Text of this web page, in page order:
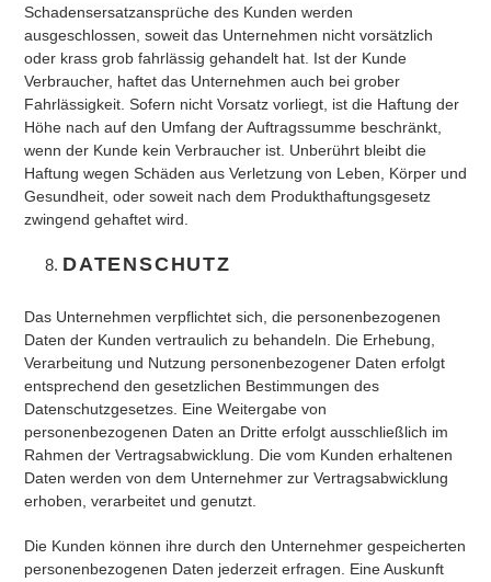
Schadensersatzansprüche des Kunden werden
ausgeschlossen, soweit das Unternehmen nicht vorsätzlich
oder krass grob fahrlässig gehandelt hat. Ist der Kunde
Verbraucher, haftet das Unternehmen auch bei grober
Fahrlässigkeit. Sofern nicht Vorsatz vorliegt, ist die Haftung der
Höhe nach auf den Umfang der Auftragssumme beschränkt,
wenn der Kunde kein Verbraucher ist. Unberührt bleibt die
Haftung wegen Schäden aus Verletzung von Leben, Körper und
Gesundheit, oder soweit nach dem Produkthaftungsgesetz
zwingend gehaftet wird.
DATENSCHUTZ
Das Unternehmen verpflichtet sich, die personenbezogenen
Daten der Kunden vertraulich zu behandeln. Die Erhebung,
Verarbeitung und Nutzung personenbezogener Daten erfolgt
entsprechend den gesetzlichen Bestimmungen des
Datenschutzgesetzes. Eine Weitergabe von
personenbezogenen Daten an Dritte erfolgt ausschließlich im
Rahmen der Vertragsabwicklung. Die vom Kunden erhaltenen
Daten werden von dem Unternehmer zur Vertragsabwicklung
erhoben, verarbeitet und genutzt.
Die Kunden können ihre durch den Unternehmer gespeicherten
personenbezogenen Daten jederzeit erfragen. Eine Auskunft